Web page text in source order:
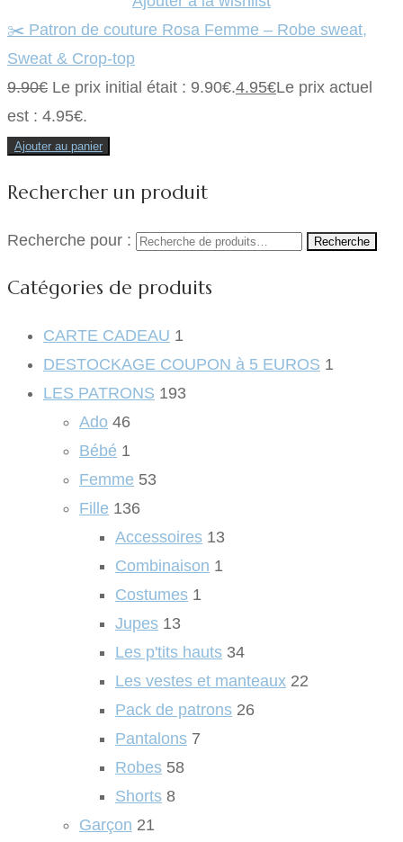
✂️ Patron de couture Rosa Femme – Robe sweat,
Sweat & Crop-top
9.90€ Le prix initial était : 9.90€.4.95€Le prix actuel
est : 4.95€.
Ajouter au panier
Rechercher un produit
Recherche pour : Recherche
Catégories de produits
CARTE CADEAU 1
DESTOCKAGE COUPON à 5 EUROS 1
LES PATRONS 193
Ado 46
Bébé 1
Femme 53
Fille 136
Accessoires 13
Combinaison 1
Costumes 1
Jupes 13
Les p'tits hauts 34
Les vestes et manteaux 22
Pack de patrons 26
Pantalons 7
Robes 58
Shorts 8
Garçon 21